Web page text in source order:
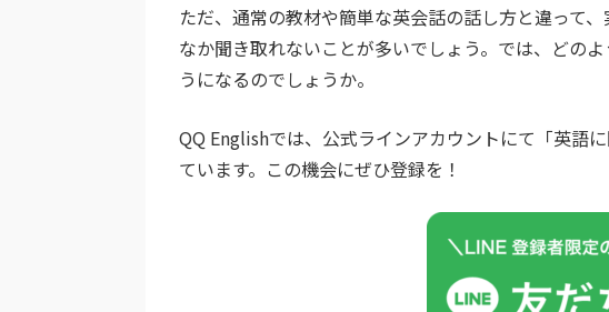
ただ、通常の教材や簡単な英会話の話し方と違って
なか聞き取れないことが多いでしょう。では、どの
うになるのでしょうか。
QQ Englishでは、公式ラインアカウントにて「英語
ています。この機会にぜひ登録を！